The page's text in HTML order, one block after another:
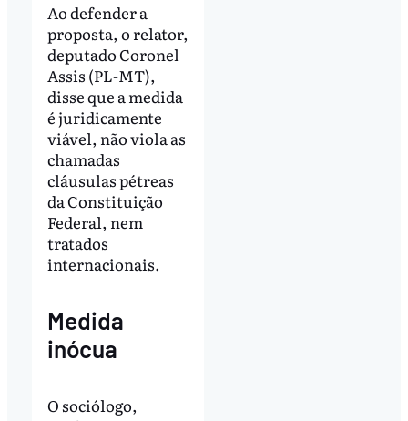
Ao defender a
proposta, o relator,
deputado Coronel
Assis (PL-MT),
disse que a medida
é juridicamente
viável, não viola as
chamadas
cláusulas pétreas
da Constituição
Federal, nem
tratados
internacionais.
Medida
inócua
O sociólogo,